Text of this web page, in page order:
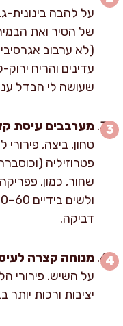
(לא ערבוב
עדינים והריח
שעושה לי הבדל
מערבבים עיסת
דביקה.
מנוחה קצרה
על השיש. פירורי
יציבות ורכות יותר